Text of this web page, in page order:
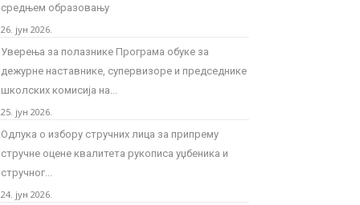
средњем образовању
26. јун 2026.
Уверења за полазнике Програмa обуке за
дежурне наставнике, супервизоре и председнике
школских комисија на...
25. јун 2026.
Одлука о избору стручних лица за припрему
стручне оцене квалитета рукописа уџбеника и
стручног...
24. јун 2026.